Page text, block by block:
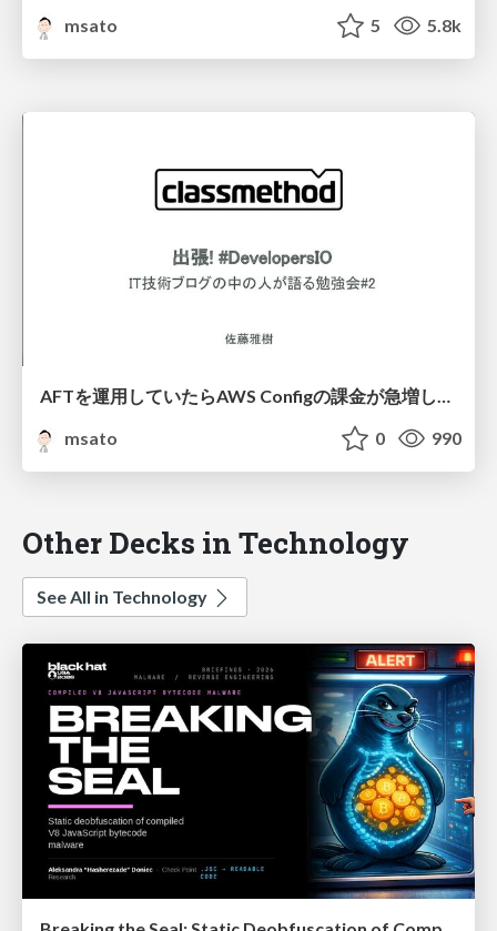
msato
5 5.8k
AFTを運用していたらAWS Configの課金が急増していた件
msato
0 990
Other Decks in Technology
See All in Technology